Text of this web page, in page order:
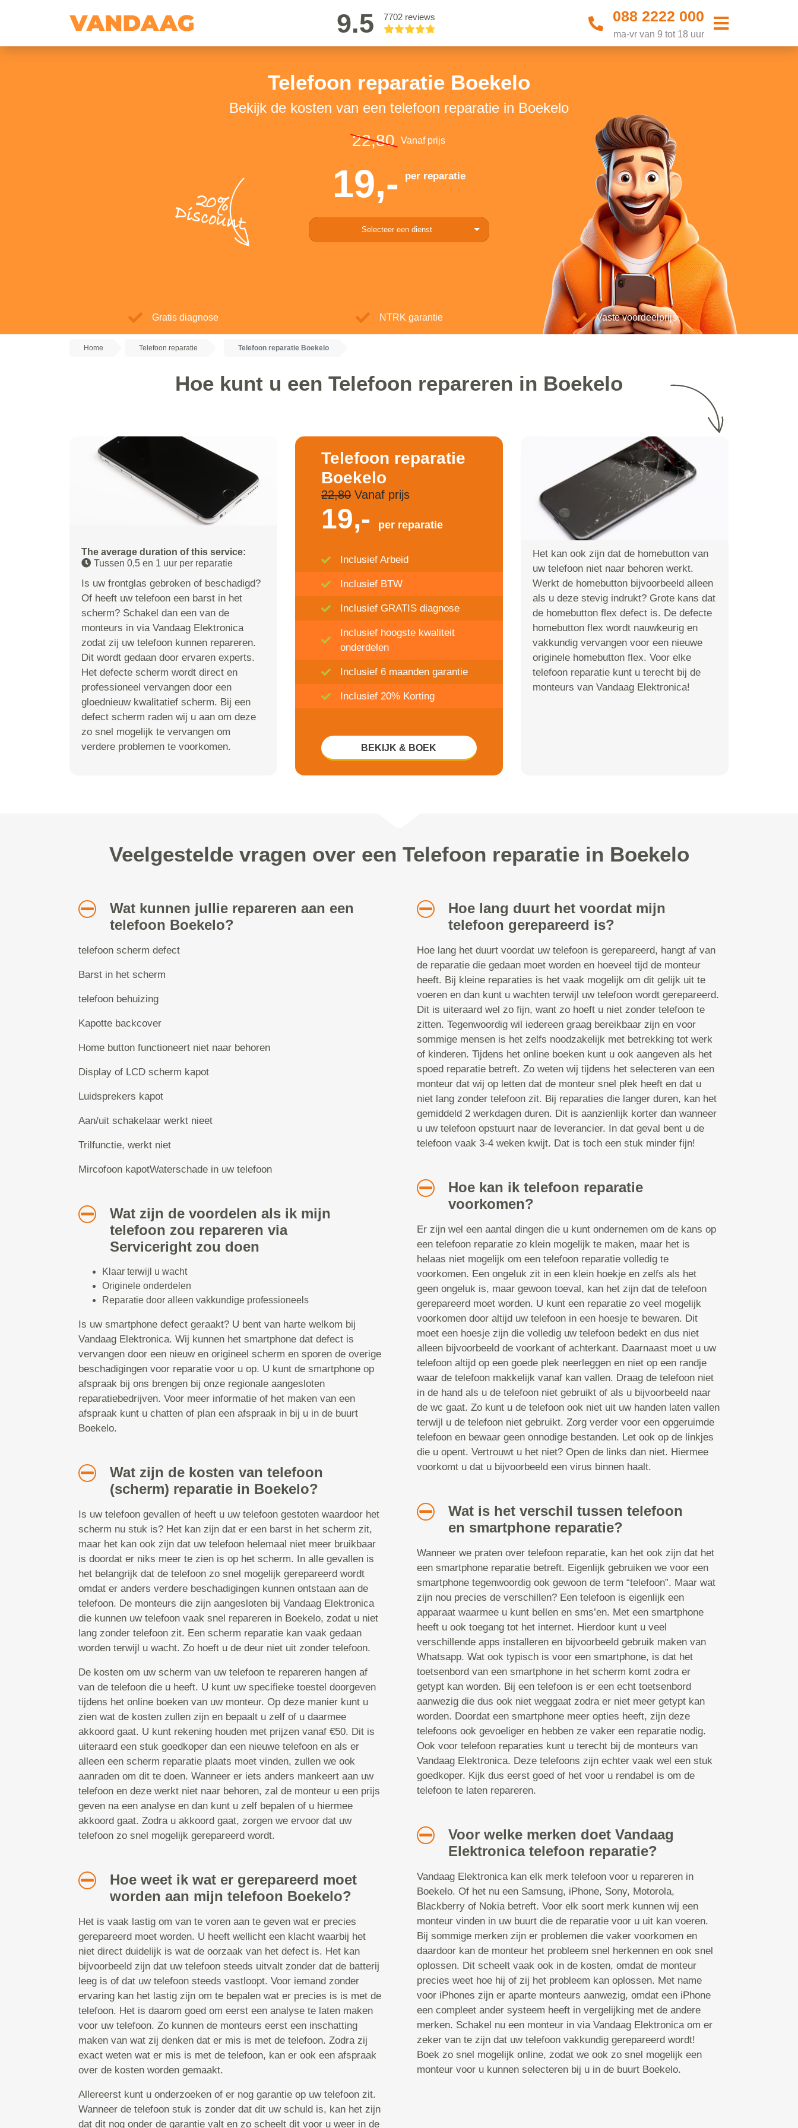
9.5 7702 reviews 088 2222 000
ma-vr van 9 tot 18 uur
Telefoon reparatie Boekelo
Bekijk de kosten van een telefoon reparatie in Boekelo
20%
Discount
22,80 Vanaf prijs
19,- per reparatie
Selecteer een dienst
Gratis diagnose NTRK garantie Vaste voordeelprijs
Home Telefoon reparatie Telefoon reparatie Boekelo
Hoe kunt u een Telefoon repareren in Boekelo
The average duration of this service:
Tussen 0,5 en 1 uur per reparatie
Is uw frontglas gebroken of beschadigd?
Of heeft uw telefoon een barst in het
scherm? Schakel dan een van de
monteurs in via Vandaag Elektronica
zodat zij uw telefoon kunnen repareren.
Dit wordt gedaan door ervaren experts.
Het defecte scherm wordt direct en
professioneel vervangen door een
gloednieuw kwalitatief scherm. Bij een
defect scherm raden wij u aan om deze
zo snel mogelijk te vervangen om
verdere problemen te voorkomen.
Telefoon reparatie
Boekelo
22,80Vanaf prijs
19,- per reparatie
Inclusief Arbeid
Inclusief BTW
Inclusief GRATIS diagnose
Inclusief hoogste kwaliteit
onderdelen
Inclusief 6 maanden garantie
Inclusief 20% Korting
BEKIJK & BOEK
Het kan ook zijn dat de homebutton van
uw telefoon niet naar behoren werkt.
Werkt de homebutton bijvoorbeeld alleen
als u deze stevig indrukt? Grote kans dat
de homebutton flex defect is. De defecte
homebutton flex wordt nauwkeurig en
vakkundig vervangen voor een nieuwe
originele homebutton flex. Voor elke
telefoon reparatie kunt u terecht bij de
monteurs van Vandaag Elektronica!
Veelgestelde vragen over een Telefoon reparatie in Boekelo
Wat kunnen jullie repareren aan een
telefoon Boekelo?
telefoon scherm defect
Barst in het scherm
telefoon behuizing
Kapotte backcover
Home button functioneert niet naar behoren
Display of LCD scherm kapot
Luidsprekers kapot
Aan/uit schakelaar werkt nieet
Trilfunctie, werkt niet
Mircofoon kapotWaterschade in uw telefoon
Wat zijn de voordelen als ik mijn
telefoon zou repareren via
Serviceright zou doen
Klaar terwijl u wacht
Originele onderdelen
Reparatie door alleen vakkundige professioneels
Is uw smartphone defect geraakt? U bent van harte welkom bij
Vandaag Elektronica. Wij kunnen het smartphone dat defect is
vervangen door een nieuw en origineel scherm en sporen de overige
beschadigingen voor reparatie voor u op. U kunt de smartphone op
afspraak bij ons brengen bij onze regionale aangesloten
reparatiebedrijven. Voor meer informatie of het maken van een
afspraak kunt u chatten of plan een afspraak in bij u in de buurt
Boekelo.
Wat zijn de kosten van telefoon
(scherm) reparatie in Boekelo?
Is uw telefoon gevallen of heeft u uw telefoon gestoten waardoor het
scherm nu stuk is? Het kan zijn dat er een barst in het scherm zit,
maar het kan ook zijn dat uw telefoon helemaal niet meer bruikbaar
is doordat er niks meer te zien is op het scherm. In alle gevallen is
het belangrijk dat de telefoon zo snel mogelijk gerepareerd wordt
omdat er anders verdere beschadigingen kunnen ontstaan aan de
telefoon. De monteurs die zijn aangesloten bij Vandaag Elektronica
die kunnen uw telefoon vaak snel repareren in Boekelo, zodat u niet
lang zonder telefoon zit. Een scherm reparatie kan vaak gedaan
worden terwijl u wacht. Zo hoeft u de deur niet uit zonder telefoon.
De kosten om uw scherm van uw telefoon te repareren hangen af
van de telefoon die u heeft. U kunt uw specifieke toestel doorgeven
tijdens het online boeken van uw monteur. Op deze manier kunt u
zien wat de kosten zullen zijn en bepaalt u zelf of u daarmee
akkoord gaat. U kunt rekening houden met prijzen vanaf €50. Dit is
uiteraard een stuk goedkoper dan een nieuwe telefoon en als er
alleen een scherm reparatie plaats moet vinden, zullen we ook
aanraden om dit te doen. Wanneer er iets anders mankeert aan uw
telefoon en deze werkt niet naar behoren, zal de monteur u een prijs
geven na een analyse en dan kunt u zelf bepalen of u hiermee
akkoord gaat. Zodra u akkoord gaat, zorgen we ervoor dat uw
telefoon zo snel mogelijk gerepareerd wordt.
Hoe weet ik wat er gerepareerd moet
worden aan mijn telefoon Boekelo?
Het is vaak lastig om van te voren aan te geven wat er precies
gerepareerd moet worden. U heeft wellicht een klacht waarbij het
niet direct duidelijk is wat de oorzaak van het defect is. Het kan
bijvoorbeeld zijn dat uw telefoon steeds uitvalt zonder dat de batterij
leeg is of dat uw telefoon steeds vastloopt. Voor iemand zonder
ervaring kan het lastig zijn om te bepalen wat er precies is is met de
telefoon. Het is daarom goed om eerst een analyse te laten maken
voor uw telefoon. Zo kunnen de monteurs eerst een inschatting
maken van wat zij denken dat er mis is met de telefoon. Zodra zij
exact weten wat er mis is met de telefoon, kan er ook een afspraak
over de kosten worden gemaakt.
Allereerst kunt u onderzoeken of er nog garantie op uw telefoon zit.
Wanneer de telefoon stuk is zonder dat dit uw schuld is, kan het zijn
dat dit nog onder de garantie valt en zo scheelt dit voor u weer in de
Hoe lang duurt het voordat mijn
telefoon gerepareerd is?
Hoe lang het duurt voordat uw telefoon is gerepareerd, hangt af van
de reparatie die gedaan moet worden en hoeveel tijd de monteur
heeft. Bij kleine reparaties is het vaak mogelijk om dit gelijk uit te
voeren en dan kunt u wachten terwijl uw telefoon wordt gerepareerd.
Dit is uiteraard wel zo fijn, want zo hoeft u niet zonder telefoon te
zitten. Tegenwoordig wil iedereen graag bereikbaar zijn en voor
sommige mensen is het zelfs noodzakelijk met betrekking tot werk
of kinderen. Tijdens het online boeken kunt u ook aangeven als het
spoed reparatie betreft. Zo weten wij tijdens het selecteren van een
monteur dat wij op letten dat de monteur snel plek heeft en dat u
niet lang zonder telefoon zit. Bij reparaties die langer duren, kan het
gemiddeld 2 werkdagen duren. Dit is aanzienlijk korter dan wanneer
u uw telefoon opstuurt naar de leverancier. In dat geval bent u de
telefoon vaak 3-4 weken kwijt. Dat is toch een stuk minder fijn!
Hoe kan ik telefoon reparatie
voorkomen?
Er zijn wel een aantal dingen die u kunt ondernemen om de kans op
een telefoon reparatie zo klein mogelijk te maken, maar het is
helaas niet mogelijk om een telefoon reparatie volledig te
voorkomen. Een ongeluk zit in een klein hoekje en zelfs als het
geen ongeluk is, maar gewoon toeval, kan het zijn dat de telefoon
gerepareerd moet worden. U kunt een reparatie zo veel mogelijk
voorkomen door altijd uw telefoon in een hoesje te bewaren. Dit
moet een hoesje zijn die volledig uw telefoon bedekt en dus niet
alleen bijvoorbeeld de voorkant of achterkant. Daarnaast moet u uw
telefoon altijd op een goede plek neerleggen en niet op een randje
waar de telefoon makkelijk vanaf kan vallen. Draag de telefoon niet
in de hand als u de telefoon niet gebruikt of als u bijvoorbeeld naar
de wc gaat. Zo kunt u de telefoon ook niet uit uw handen laten vallen
terwijl u de telefoon niet gebruikt. Zorg verder voor een opgeruimde
telefoon en bewaar geen onnodige bestanden. Let ook op de linkjes
die u opent. Vertrouwt u het niet? Open de links dan niet. Hiermee
voorkomt u dat u bijvoorbeeld een virus binnen haalt.
Wat is het verschil tussen telefoon
en smartphone reparatie?
Wanneer we praten over telefoon reparatie, kan het ook zijn dat het
een smartphone reparatie betreft. Eigenlijk gebruiken we voor een
smartphone tegenwoordig ook gewoon de term “telefoon”. Maar wat
zijn nou precies de verschillen? Een telefoon is eigenlijk een
apparaat waarmee u kunt bellen en sms’en. Met een smartphone
heeft u ook toegang tot het internet. Hierdoor kunt u veel
verschillende apps installeren en bijvoorbeeld gebruik maken van
Whatsapp. Wat ook typisch is voor een smartphone, is dat het
toetsenbord van een smartphone in het scherm komt zodra er
getypt kan worden. Bij een telefoon is er een echt toetsenbord
aanwezig die dus ook niet weggaat zodra er niet meer getypt kan
worden. Doordat een smartphone meer opties heeft, zijn deze
telefoons ook gevoeliger en hebben ze vaker een reparatie nodig.
Ook voor telefoon reparaties kunt u terecht bij de monteurs van
Vandaag Elektronica. Deze telefoons zijn echter vaak wel een stuk
goedkoper. Kijk dus eerst goed of het voor u rendabel is om de
telefoon te laten repareren.
Voor welke merken doet Vandaag
Elektronica telefoon reparatie?
Vandaag Elektronica kan elk merk telefoon voor u repareren in
Boekelo. Of het nu een Samsung, iPhone, Sony, Motorola,
Blackberry of Nokia betreft. Voor elk soort merk kunnen wij een
monteur vinden in uw buurt die de reparatie voor u uit kan voeren.
Bij sommige merken zijn er problemen die vaker voorkomen en
daardoor kan de monteur het probleem snel herkennen en ook snel
oplossen. Dit scheelt vaak ook in de kosten, omdat de monteur
precies weet hoe hij of zij het probleem kan oplossen. Met name
voor iPhones zijn er aparte monteurs aanwezig, omdat een iPhone
een compleet ander systeem heeft in vergelijking met de andere
merken. Schakel nu een monteur in via Vandaag Elektronica om er
zeker van te zijn dat uw telefoon vakkundig gerepareerd wordt!
Boek zo snel mogelijk online, zodat we ook zo snel mogelijk een
monteur voor u kunnen selecteren bij u in de buurt Boekelo.